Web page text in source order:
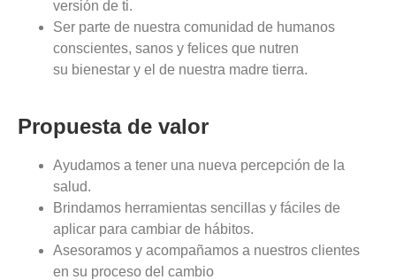
versión de ti.
Ser parte de nuestra comunidad de humanos
conscientes, sanos y felices que nutren
su bienestar y el de nuestra madre tierra.
Propuesta de valor
Ayudamos a tener una nueva percepción de la
salud.
Brindamos herramientas sencillas y fáciles de
aplicar para cambiar de hábitos.
Asesoramos y acompañamos a nuestros clientes
en su proceso del cambio